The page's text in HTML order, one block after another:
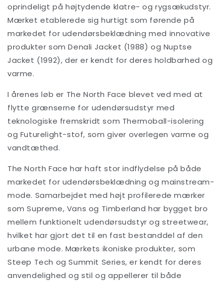
oprindeligt på højtydende klatre- og rygsækudstyr.
Mærket etablerede sig hurtigt som førende på
markedet for udendørsbeklædning med innovative
produkter som Denali Jacket (1988) og Nuptse
Jacket (1992), der er kendt for deres holdbarhed og
varme.
I årenes løb er The North Face blevet ved med at
flytte grænserne for udendørsudstyr med
teknologiske fremskridt som Thermoball-isolering
og Futurelight-stof, som giver overlegen varme og
vandtæthed.
The North Face har haft stor indflydelse på både
markedet for udendørsbeklædning og mainstream-
mode. Samarbejdet med højt profilerede mærker
som Supreme, Vans og Timberland har bygget bro
mellem funktionelt udendørsudstyr og streetwear,
hvilket har gjort det til en fast bestanddel af den
urbane mode. Mærkets ikoniske produkter, som
Steep Tech og Summit Series, er kendt for deres
anvendelighed og stil og appellerer til både